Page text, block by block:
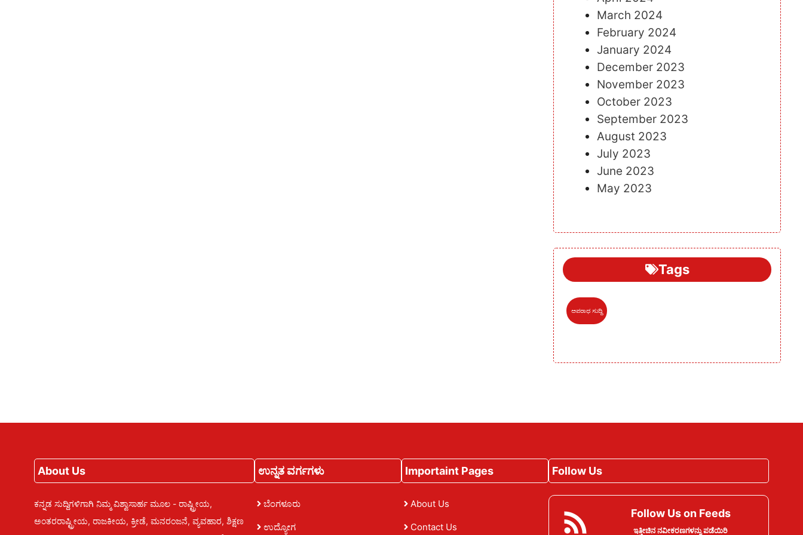
March 2024
February 2024
January 2024
December 2023
November 2023
October 2023
September 2023
August 2023
July 2023
June 2023
May 2023
Tags
ಅಪರಾಧ ಸುದ್ದಿ
About Us
ಕನ್ನಡ ಸುದ್ದಿಗಳಿಗಾಗಿ ನಿಮ್ಮ ವಿಶ್ವಾಸಾರ್ಹ ಮೂಲ - ರಾಷ್ಟ್ರೀಯ,
ಅಂತರರಾಷ್ಟ್ರೀಯ, ರಾಜಕೀಯ, ಕ್ರೀಡೆ, ಮನರಂಜನೆ, ವ್ಯವಹಾರ, ಶಿಕ್ಷಣ
ಉನ್ನತ ವರ್ಗಗಳು
ಬೆಂಗಳೂರು
ಉದ್ಯೋಗ
Importaint Pages
About Us
Contact Us
Follow Us
Follow Us on Feeds
ಇತ್ತೀಚಿನ ನವೀಕರಣಗಳನ್ನು ಪಡೆಯಿರಿ